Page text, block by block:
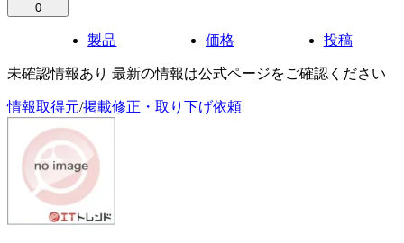
0
製品 価格 投稿
未確認情報あり 最新の情報は公式ページをご確認ください
情報取得元/掲載修正・取り下げ依頼